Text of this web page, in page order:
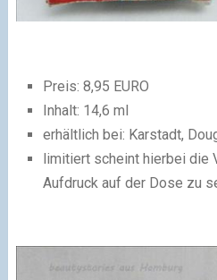
Preis: 8,95 EURO
Inhalt: 14,6 ml
erhältlich bei: Karstadt,
limitiert scheint hierbei die
Aufdruck auf der Dose zu